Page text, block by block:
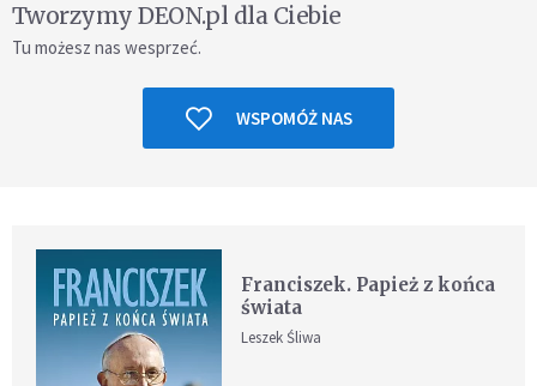
Tworzymy DEON.pl dla Ciebie
Tu możesz nas wesprzeć.
WSPOMÓŻ NAS
Franciszek. Papież z końca
świata
Leszek Śliwa